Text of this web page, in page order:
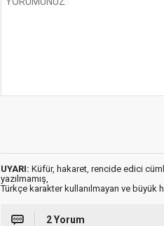
UYARI: Küfür, hakaret, rencide edici
yazılmamış,
Türkçe karakter kullanılmayan ve büyük
2 Yorum